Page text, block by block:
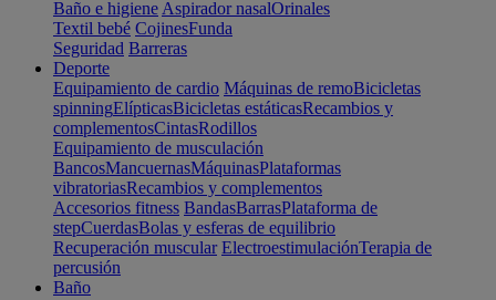
Baño e higiene Aspirador nasalOrinales
Textil bebé CojinesFunda
Seguridad Barreras
Deporte
Equipamiento de cardio Máquinas de remoBicicletas
spinningElípticasBicicletas estáticasRecambios y
complementosCintasRodillos
Equipamiento de musculación
BancosMancuernasMáquinasPlataformas
vibratoriasRecambios y complementos
Accesorios fitness BandasBarrasPlataforma de
stepCuerdasBolas y esferas de equilibrio
Recuperación muscular ElectroestimulaciónTerapia de
percusión
Baño